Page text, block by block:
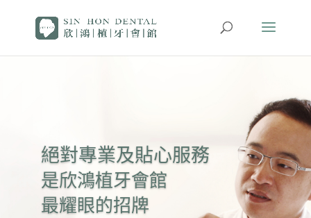
絕對專業及貼心服務
是欣鴻植牙會館
最耀眼的招牌